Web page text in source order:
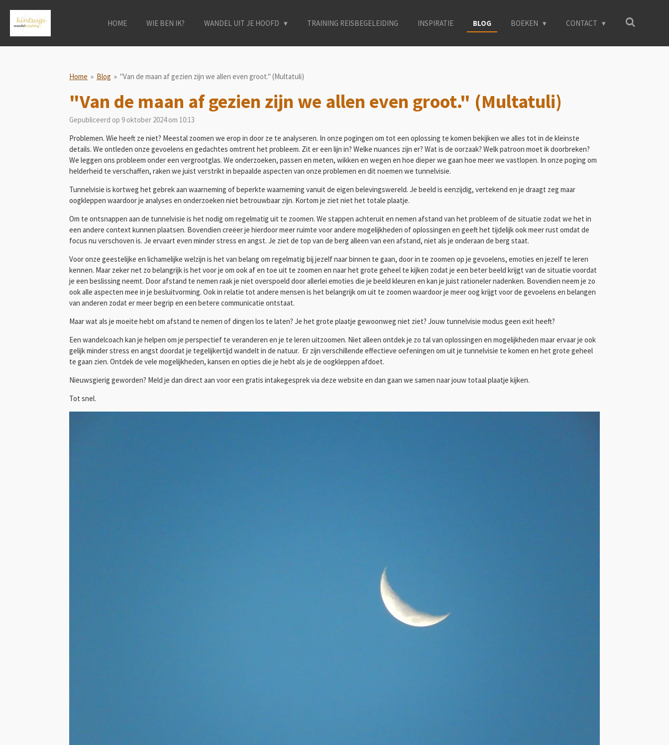
Ga
direct
HOME WIE BEN IK? WANDEL UIT JE HOOFD TRAINING REISBEGELEIDING INSPIRATIE BLOG BOEKEN CONTACT
Home » Blog » "Van de maan af gezien zijn we allen even groot." (Multatuli)
"Van de maan af gezien zijn we allen even groot." (Multatuli)
Gepubliceerd op 9 oktober 2024 om 10:13
Problemen. Wie heeft ze niet? Meestal zoomen we erop in door ze te analyseren. In onze pogingen om tot een oplossing te komen bekijken we alles tot in de kleinste
details. We ontleden onze gevoelens en gedachtes omtrent het probleem. Zit er een lijn in? Welke nuances zijn er? Wat is de oorzaak? Welk patroon moet ik doorbreken?
We leggen ons probleem onder een vergrootglas. We onderzoeken, passen en meten, wikken en wegen en hoe dieper we gaan hoe meer we vastlopen. In onze poging om
helderheid te verschaffen, raken we juist verstrikt in bepaalde aspecten van onze problemen en dit noemen we tunnelvisie.
Tunnelvisie is kortweg het gebrek aan waarneming of beperkte waarneming vanuit de eigen belevingswereld. Je beeld is eenzijdig, vertekend en je draagt zeg maar
oogkleppen waardoor je analyses en onderzoeken niet betrouwbaar zijn. Kortom je ziet niet het totale plaatje.
Om te ontsnappen aan de tunnelvisie is het nodig om regelmatig uit te zoomen. We stappen achteruit en nemen afstand van het probleem of de situatie zodat we het in
een andere context kunnen plaatsen. Bovendien creëer je hierdoor meer ruimte voor andere mogelijkheden of oplossingen en geeft het tijdelijk ook meer rust omdat de
focus nu verschoven is. Je ervaart even minder stress en angst. Je ziet de top van de berg alleen van een afstand, niet als je onderaan de berg staat.
Voor onze geestelijke en lichamelijke welzijn is het van belang om regelmatig bij jezelf naar binnen te gaan, door in te zoomen op je gevoelens, emoties en jezelf te leren
kennen. Maar zeker net zo belangrijk is het voor je om ook af en toe uit te zoomen en naar het grote geheel te kijken zodat je een beter beeld krijgt van de situatie voordat
je een beslissing neemt. Door afstand te nemen raak je niet overspoeld door allerlei emoties die je beeld kleuren en kan je juist rationeler nadenken. Bovendien neem je zo
ook alle aspecten mee in je besluitvorming. Ook in relatie tot andere mensen is het belangrijk om uit te zoomen waardoor je meer oog krijgt voor de gevoelens en belangen
van anderen zodat er meer begrip en een betere communicatie ontstaat.
Maar wat als je moeite hebt om afstand te nemen of dingen los te laten? Je het grote plaatje gewoonweg niet ziet? Jouw tunnelvisie modus geen exit heeft?
Een wandelcoach kan je helpen om je perspectief te veranderen en je te leren uitzoomen. Niet alleen ontdek je zo tal van oplossingen en mogelijkheden maar ervaar je ook
gelijk minder stress en angst doordat je tegelijkertijd wandelt in de natuur. Er zijn verschillende effectieve oefeningen om uit je tunnelvisie te komen en het grote geheel
te gaan zien. Ontdek de vele mogelijkheden, kansen en opties die je hebt als je de oogkleppen afdoet.
Nieuwsgierig geworden? Meld je dan direct aan voor een gratis intakegesprek via deze website en dan gaan we samen naar jouw totaal plaatje kijken.
Tot snel.